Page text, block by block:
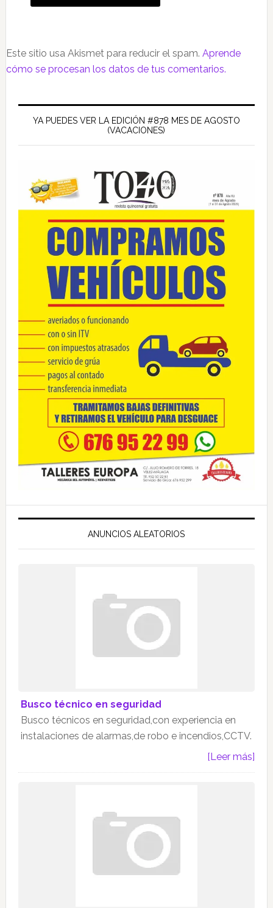
Este sitio usa Akismet para reducir el spam. Aprende
cómo se procesan los datos de tus comentarios.
Barra
lateral
principal
YA PUEDES VER LA EDICIÓN #878 MES DE AGOSTO
(VACACIONES)
ANUNCIOS ALEATORIOS
Busco técnico en seguridad
Busco técnicos en seguridad,con experiencia en
instalaciones de alarmas,de robo e incendios,CCTV.
[Leer más]